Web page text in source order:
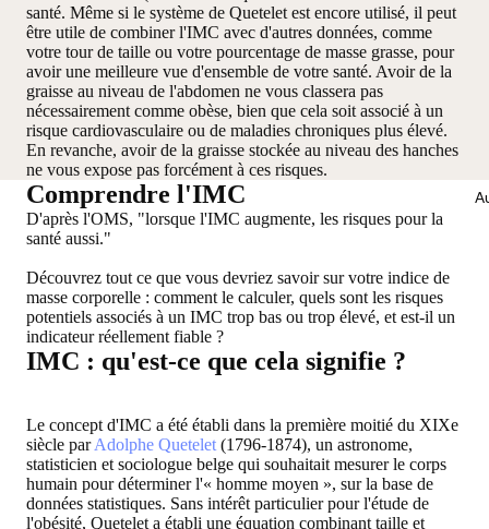
santé. Même si le système de Quetelet est encore utilisé, il peut
être utile de combiner l'IMC avec d'autres données, comme
votre tour de taille ou votre pourcentage de masse grasse, pour
avoir une meilleure vue d'ensemble de votre santé. Avoir de la
graisse au niveau de l'abdomen ne vous classera pas
nécessairement comme obèse, bien que cela soit associé à un
risque cardiovasculaire ou de maladies chroniques plus élevé.
En revanche, avoir de la graisse stockée au niveau des hanches
ne vous expose pas forcément à ces risques.
Comprendre l'IMC
D'après l'OMS, "lorsque l'IMC augmente, les risques pour la
santé aussi."
Découvrez tout ce que vous devriez savoir sur votre indice de
masse corporelle : comment le calculer, quels sont les risques
potentiels associés à un IMC trop bas ou trop élevé, et est-il un
indicateur réellement fiable ?
IMC : qu'est-ce que cela signifie ?
Le concept d'IMC a été établi dans la première moitié du XIXe
siècle parAdolphe Quetelet (1796-1874), un astronome,
statisticien et sociologue belge qui souhaitait mesurer le corps
humain pour déterminer l'« homme moyen », sur la base de
données statistiques. Sans intérêt particulier pour l'étude de
l'obésité, Quetelet a établi une équation combinant taille et